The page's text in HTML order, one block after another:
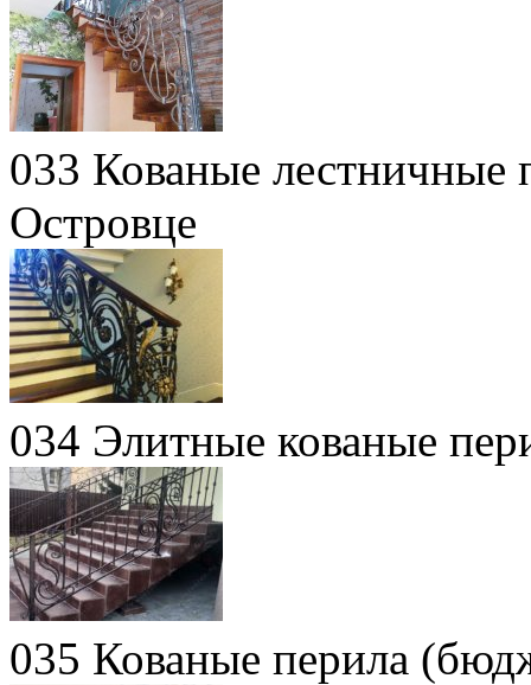
033 Кованые лестничные
Островце
034 Элитные кованые
035 Кованые перила